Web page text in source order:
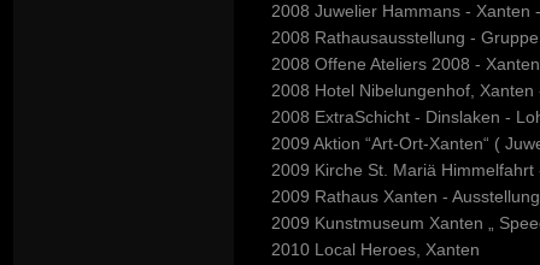
2008 Juwelier Hammans - Xanten
2008 Rathausausstellung - Gruppe
2008 Offene Ateliers 2008 - Xanten
2008 Hotel Nibelungenhof, Xanten
2008 ExtraSchicht - Dinslaken -
2009 Aktion “Art-Ort-Xanten“ (
2009 Kirche St. Mariä Himmelfahrt
2009 Rathaus Xanten -
2009 Kunstmuseum Xanten „
2010 Local Heroes, Xanten